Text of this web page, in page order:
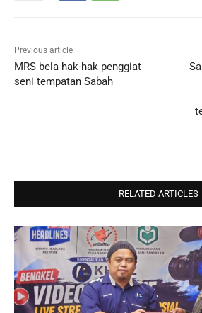
Previous article
MRS bela hak-hak penggiat
seni tempatan Sabah
RELATED ARTICLES